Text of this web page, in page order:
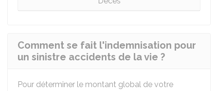
Comment se fait l'indemnisation pour
un sinistre accidents de la vie ?
Pour déterminer le montant global de votre